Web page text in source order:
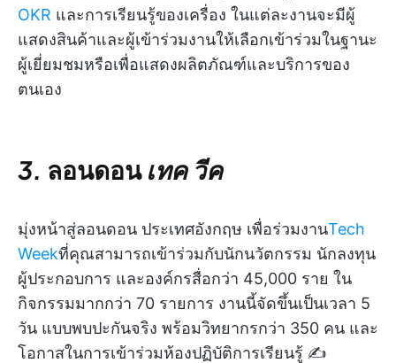
OKR และการเรียนรู้ของเครื่อง ในแต่ละงานจะมีผู้
แสดงสินค้าและผู้เข้าร่วมงานให้เลือกเข้าร่วมในฐานะ
ผู้เยี่ยมชมหรือเพื่อแสดงผลิตภัณฑ์และบริการของ
ตนเอง
3. ลอนดอนเทค วีค
มุ่งหน้าสู่ลอนดอน ประเทศอังกฤษ เพื่อร่วมงานTech
Weekที่คุณสามารถเข้าร่วมกับนักนวัตกรรม นักลงทุน
ผู้ประกอบการ และองค์กรสื่อกว่า 45,000 ราย ใน
กิจกรรมมากกว่า 70 รายการ งานนี้จัดขึ้นเป็นเวลา 5
วัน แบบพบปะกันจริง พร้อมวิทยากรกว่า 350 คน และ
โอกาสในการเข้าร่วมห้องปฏิบัติการเรียนรู้ ✍️